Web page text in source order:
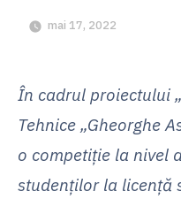
mai 17, 2022
În cadrul proiectului
Tehnice „Gheorghe
o competiție la nivel
studenților la licență